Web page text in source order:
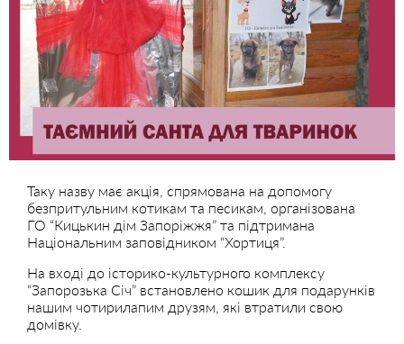
Таку назву має акція, спрямована на допомогу
безпритульним котикам та песикам, організована
ГО “Кицькин дім Запоріжжя” та підтримана
Національним заповідником “Хортиця”.
На вході до історико-культурного комплексу
“Запорозька Січ” встановлено кошик для подарунків
нашим чотирилапим друзям, які втратили свою
домівку.